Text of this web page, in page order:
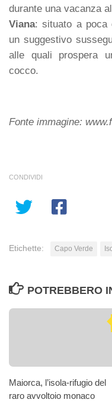
durante una vacanza
Viana: situato a poca
un suggestivo
alle quali prospera
cocco.
Fonte immagine:
CONDIVIDI
Etichette: Capo Verde
POTREBBERO
Maiorca, l’isola-rifugio del
raro avvoltoio monaco